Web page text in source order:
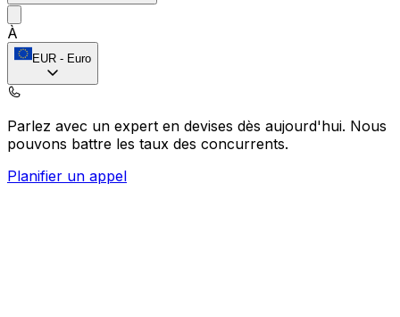
À
EUR - Euro
Parlez avec un expert en devises dès aujourd'hui. Nous
pouvons battre les taux des concurrents.
Planifier un appel